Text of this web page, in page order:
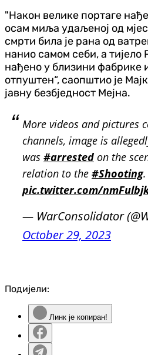
"Након велике портаге
осам миља удаљеној од
смрти била је рана од
нанио самом себи, а тијело
нађено у близини фабрике
отпуштен“, саопштио је
јавну безбједност Мејна.
More videos and pictures
channels, image is
was #arrestedon the
relation to the #Shooting.
pic.twitter.com/
— WarConsolidator
October 29, 2023
Подијели:
Линк је копиран!